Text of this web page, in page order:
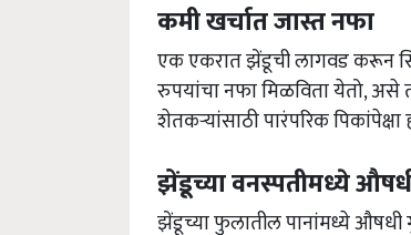
कमी खर्चात जास्त नफा
एक एकरात झेंडूची लागवड करून
रुपयांचा नफा मिळविता येतो,
शेतकऱ्यांसाठी पारंपरिक
झेंडूच्या वनस्पतीमध्ये
झेंडूच्या फुलातील पानांमध्ये औषधी